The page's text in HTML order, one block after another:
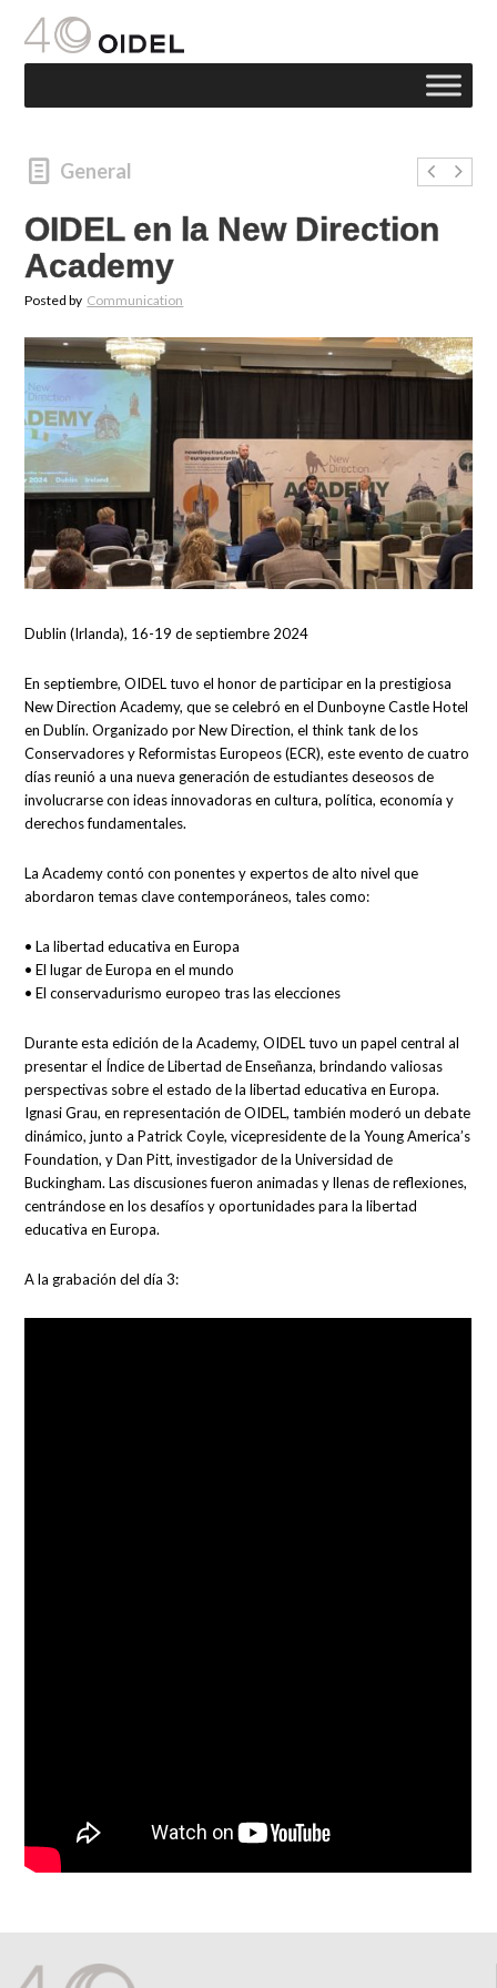
General
OIDEL en la New Direction
Academy
Posted by Communication
Dublin (Irlanda), 16-19 de septiembre 2024
En septiembre, OIDEL tuvo el honor de participar en la prestigiosa
New Direction Academy, que se celebró en el Dunboyne Castle Hotel
en Dublín. Organizado por New Direction, el think tank de los
Conservadores y Reformistas Europeos (ECR), este evento de cuatro
días reunió a una nueva generación de estudiantes deseosos de
involucrarse con ideas innovadoras en cultura, política, economía y
derechos fundamentales.
La Academy contó con ponentes y expertos de alto nivel que
abordaron temas clave contemporáneos, tales como:
• La libertad educativa en Europa
• El lugar de Europa en el mundo
• El conservadurismo europeo tras las elecciones
Durante esta edición de la Academy, OIDEL tuvo un papel central al
presentar el Índice de Libertad de Enseñanza, brindando valiosas
perspectivas sobre el estado de la libertad educativa en Europa.
Ignasi Grau, en representación de OIDEL, también moderó un debate
dinámico, junto a Patrick Coyle, vicepresidente de la Young America’s
Foundation, y Dan Pitt, investigador de la Universidad de
Buckingham. Las discusiones fueron animadas y llenas de reflexiones,
centrándose en los desafíos y oportunidades para la libertad
educativa en Europa.
A la grabación del día 3: